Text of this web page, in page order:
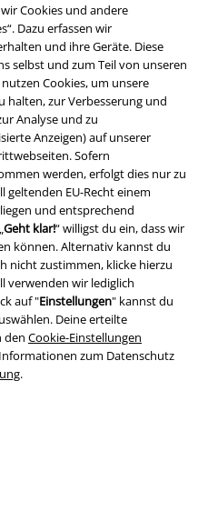
Cookies und andere
Dazu erfassen wir
und ihre Geräte. Diese
selbst und zum Teil von unseren
Cookies, um unsere
halten, zur Verbesserung und
Analyse und zu
Anzeigen) auf unserer
Sofern
werden, erfolgt dies nur zu
geltenden EU-Recht einem
und entsprechend
Geht klar!“ willigst du ein, dass wir
können. Alternativ kannst du
nicht zustimmen, klicke hierzu
verwenden wir lediglich
auf "Einstellungen" kannst du
Deine erteilte
den Cookie-Einstellungen
zum Datenschutz
.